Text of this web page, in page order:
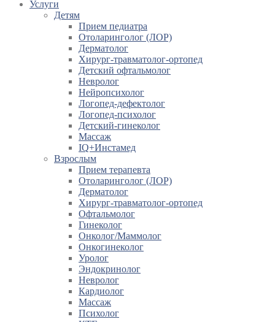
Услуги
Детям
Прием педиатра
Отоларинголог (ЛОР)
Дерматолог
Хирург-травматолог-ортопед
Детский офтальмолог
Невролог
Нейропсихолог
Логопед-дефектолог
Логопед-психолог
Детский-гинеколог
Массаж
IQ+Инстамед
Взрослым
Прием терапевта
Отоларинголог (ЛОР)
Дерматолог
Хирург-травматолог-ортопед
Офтальмолог
Гинеколог
Онколог/Маммолог
Онкогинеколог
Уролог
Эндокринолог
Невролог
Кардиолог
Массаж
Психолог